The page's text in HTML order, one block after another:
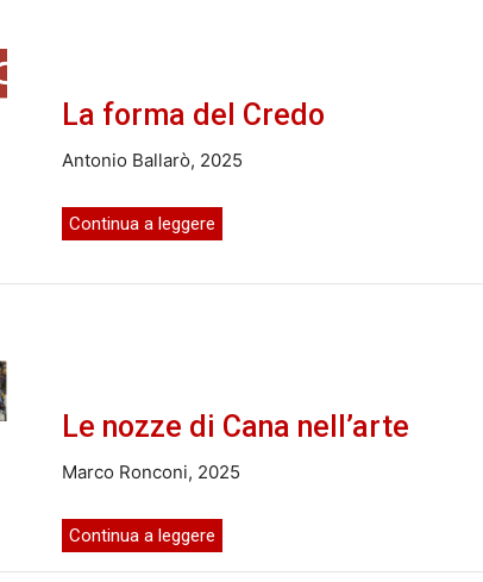
La forma del Credo
Antonio Ballarò, 2025
Continua a leggere
Le nozze di Cana nell’arte
Marco Ronconi, 2025
Continua a leggere